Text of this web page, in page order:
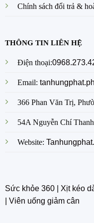
Chính sách đổi trả &
THÔNG TIN LIÊN HỆ
Điện thoại:
Email:
366 Phan Văn Trị,
54A Nguyễn Chí
Website:
Sức khỏe 360| Xịt kéo
Viên uống giảm cân